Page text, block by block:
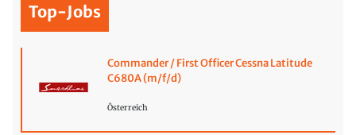
Top-Jobs
Commander / First Officer Cessna Latitude
C680A (m/f/d)
Österreich